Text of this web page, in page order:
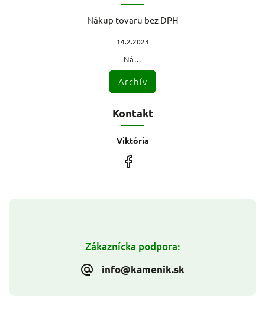
Zákaznícka podpora:
info@kamenik.sk
Nákup tovaru bez DPH
14.2.2023
Ná...
Archív
Kontakt
Viktória